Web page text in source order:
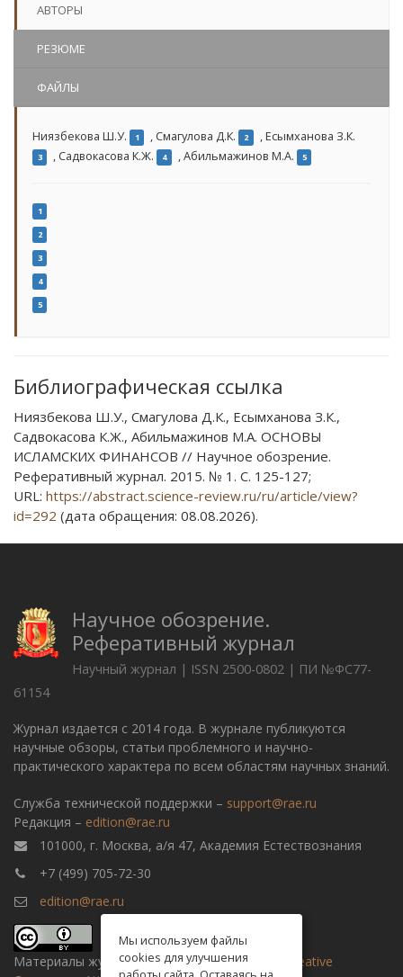
АВТОРЫ
РЕЗЮМЕ
ФАЙЛЫ
Ниязбекова Ш.У. 1 , Смагулова Д.К. 2 ,Есымханова З.К.
3 , Садвокасова К.Ж. 4 ,Абильмажинов М.А. 5
1
2
3
4
5
Библиографическая ссылка
Ниязбекова Ш.У., Смагулова Д.К., Есымханова З.К.,
Садвокасова К.Ж., Абильмажинов М.А. ОСНОВЫ
ИСЛАМСКИХ ФИНАНСОВ // Научное обозрение.
Реферативный журнал. 2015. № 1. С. 125-127;
URL: https://abstract.science-review.ru/ru/article/view?
id=292 (дата обращения: 08.08.2026).
Научное обозрение.
Реферативный журнал
Научный журнал | ISSN 2500-0802 | ПИ №ФС77-
61154
Журнал издается с 2014 года. В журнале публикуются
научные обзоры, статьи проблемного и научно-
практического характера по всем областям научных знаний.
Служба технической поддержки – support@rae.ru
Редакция – edition@rae.ru
101000, г. Москва, а/я 47, Академия Естествознания
+7 (499) 705-72-30
edition@rae.ru
Материалы журнала доступны полицензии Creative
Мы используем файлы
cookies для улучшения